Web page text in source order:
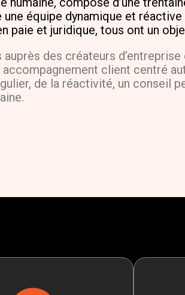
équipe dynamique et réactive
paie et juridique, tous ont un
des créateurs
accompagnement client centré
de la réactivité, un conseil